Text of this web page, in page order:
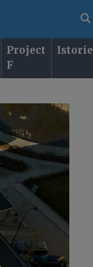
Project
F
Istorie